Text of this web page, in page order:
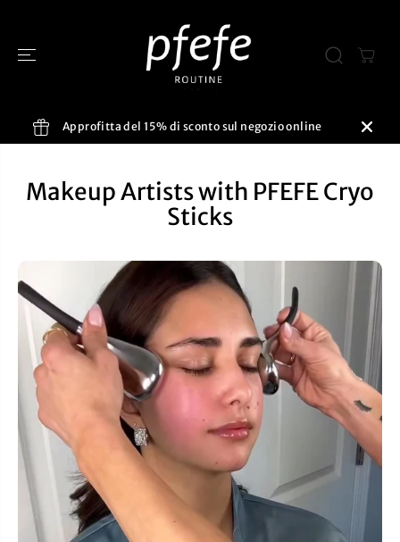
Approfitta del 15% di sconto sul negozio online
Makeup Artists with PFEFE Cryo
Sticks